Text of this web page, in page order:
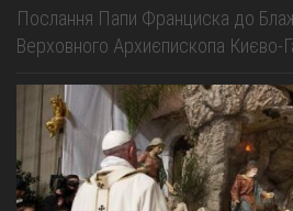
Послання Папи Франциска до
Верховного Архиєпископа Києво-